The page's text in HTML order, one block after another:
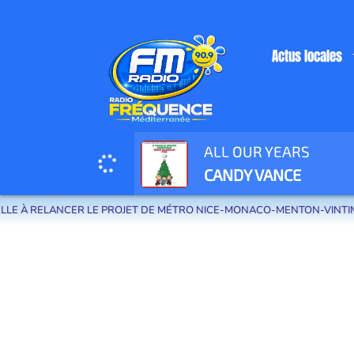
Radio Fréquence Méditerranée la radio de menton et des communes
Actus locales
ALL OUR YEARS
CANDY VANCE
LE PROJET DE MÉTRO NICE-MONACO-MENTON-VINTIMILLE